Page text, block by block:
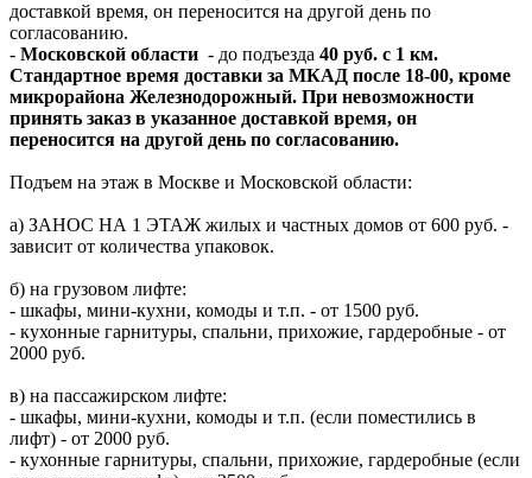
доставкой время, он переносится на другой день по
согласованию.
- Московской области - до подъезда 40 руб. с 1 км.
Стандартное время доставки за МКАД после 18-00, кроме
микрорайона Железнодорожный. При невозможности
принять заказ в указанное доставкой время, он
переносится на другой день по согласованию.
Подъем на этаж в Москве и Московской области:
а) ЗАНОС НА 1 ЭТАЖ жилых и частных домов от 600 руб. -
зависит от количества упаковок.
б) на грузовом лифте:
- шкафы, мини-кухни, комоды и т.п. - от 1500 руб.
- кухонные гарнитуры, спальни, прихожие, гардеробные - от
2000 руб.
в) на пассажирском лифте:
- шкафы, мини-кухни, комоды и т.п. (если поместились в
лифт) - от 2000 руб.
- кухонные гарнитуры, спальни, прихожие, гардеробные (если